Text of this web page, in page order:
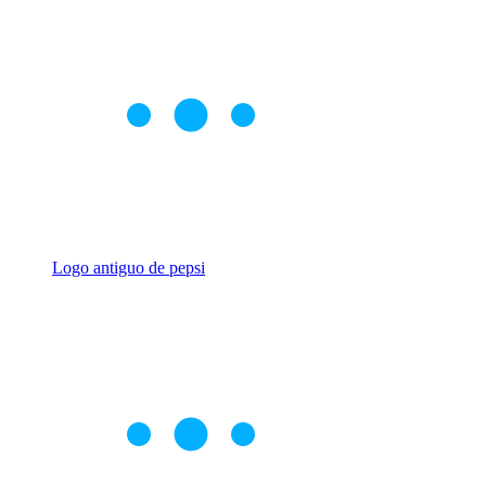
Logo antiguo de pepsi